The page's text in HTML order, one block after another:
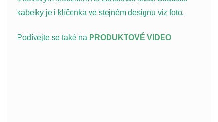
kabelky je i klíčenka ve stejném designu viz foto.
Podívejte se také na PRODUKTOVÉ VIDEO